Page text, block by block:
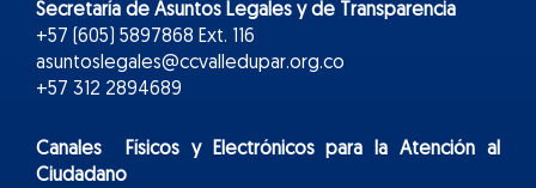
Secretaría de Asuntos Legales y de Transparencia
+57 (605) 5897868 Ext. 116
asuntoslegales@ccvalledupar.org.co
+57 312 2894689
Canales Físicos yElectrónicospara la Atención al
Ciudadano